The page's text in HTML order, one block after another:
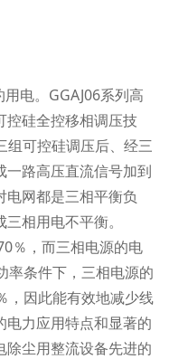
电。GGAJ06系列高
控硅全控移相调压技
组可控硅调压后、经三
一路高压直流信号加到
电网都是三相平衡负
相用电不平衡。
％，而三相电源的电
率条件下，三相电源的
，因此能有效地减少线
电力应用特点和显著的
除尘用整流设备先进的